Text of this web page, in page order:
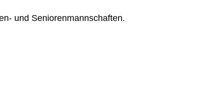
und Seniorenmannschaften.